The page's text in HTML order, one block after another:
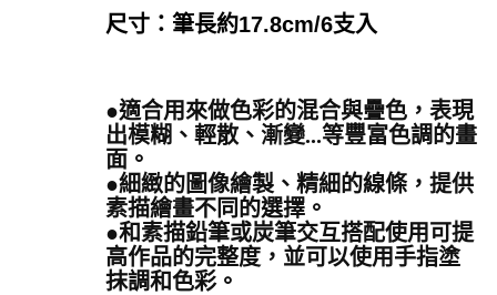
尺寸： 筆長約17.8cm/6支入
●適合用來做色彩的混合與疊色，表現
出模糊、輕散、漸變...等豐富色調的畫
面。
●細緻的圖像繪製、精細的線條，提供
素描繪畫不同的選擇。
●和素描鉛筆或炭筆交互搭配使用可提
高作品的完整度，並可以使用手指塗
抹調和色彩。